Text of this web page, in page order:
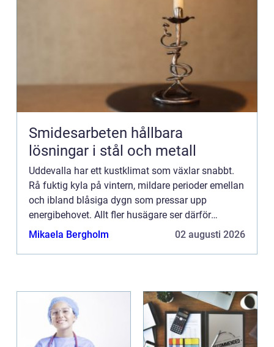
Smidesarbeten hållbara
lösningar i stål och metall
Uddevalla har ett kustklimat som växlar snabbt.
Rå fuktig kyla på vintern, mildare perioder emellan
och ibland blåsiga dygn som pressar upp
energibehovet. Allt fler husägare ser därför
värmepumpen som ett s&...
Mikaela Bergholm 02 augusti 2026